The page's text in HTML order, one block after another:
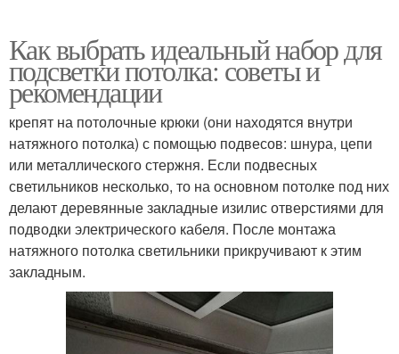
Как выбрать идеальный набор для
подсветки потолка: советы и
рекомендации
крепят на потолочные крюки (они находятся внутри
натяжного потолка) с помощью подвесов: шнура, цепи
или металлического стержня. Если подвесных
светильников несколько, то на основном потолке под них
делают деревянные закладные изилис отверстиями для
подводки электрического кабеля. После монтажа
натяжного потолка светильники прикручивают к этим
закладным.